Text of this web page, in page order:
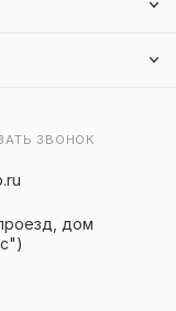
ЗВОНОК
дом